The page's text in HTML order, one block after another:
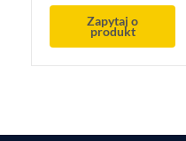
Zapytaj o
produkt